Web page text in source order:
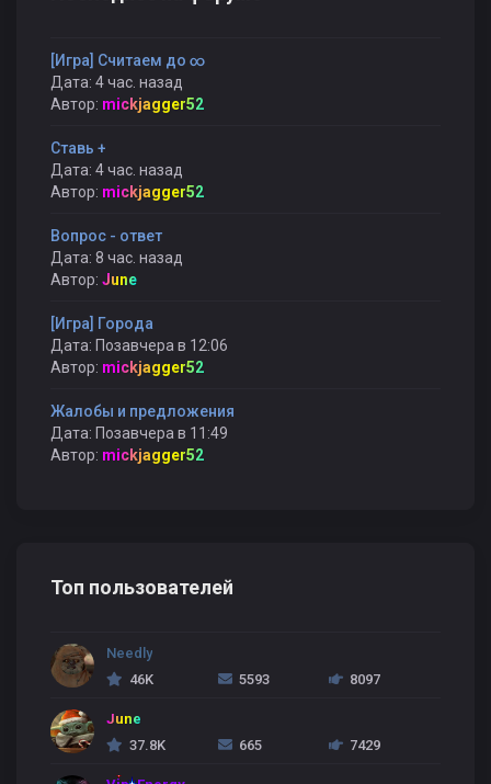
[Игра] Считаем до ∞
Дата: 4 час. назад
Автор: mickjagger52
Ставь +
Дата: 4 час. назад
Автор: mickjagger52
Вопрос - ответ
Дата: 8 час. назад
Автор: June
[Игра] Города
Дата: Позавчера в 12:06
Автор: mickjagger52
Жалобы и предложения
Дата: Позавчера в 11:49
Автор: mickjagger52
Топ пользователей
Needly
46K
5593 8097
June
37.8K
665 7429